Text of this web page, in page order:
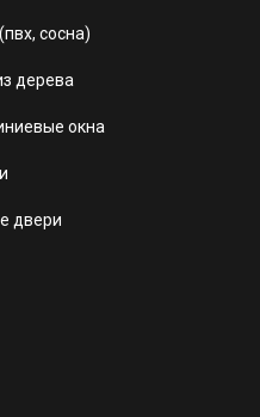
сосна)
дерева
окна
двери